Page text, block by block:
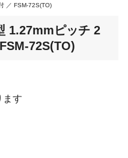
／ FSM-72S(TO)
1.27mmピッチ 2
72S(TO)
ます